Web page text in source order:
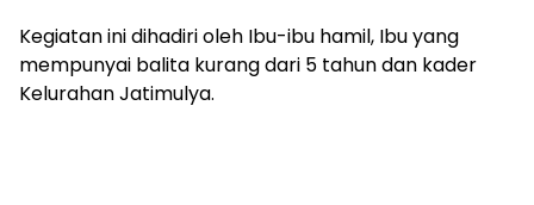
Kegiatan ini dihadiri oleh Ibu-ibu hamil, Ibu yang
mempunyai balita kurang dari 5 tahun dan kader
Kelurahan Jatimulya.